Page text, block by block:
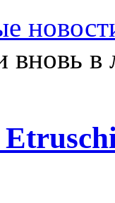
вновь в